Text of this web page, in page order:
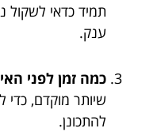
תמיד כדאי לשקול
ענק.
כמה זמן לפני
שיותר מוקדם,
להתכונן.